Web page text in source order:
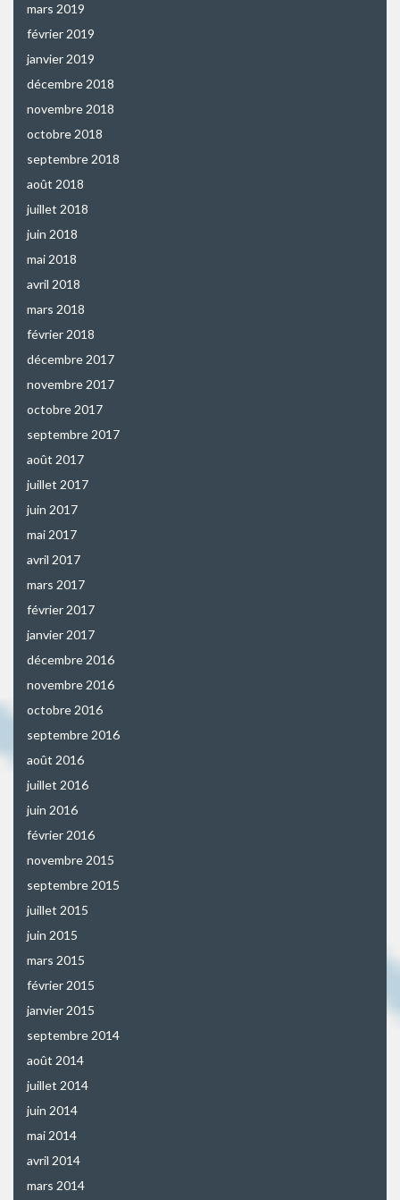
mars 2019
février 2019
janvier 2019
décembre 2018
novembre 2018
octobre 2018
septembre 2018
août 2018
juillet 2018
juin 2018
mai 2018
avril 2018
mars 2018
février 2018
décembre 2017
novembre 2017
octobre 2017
septembre 2017
août 2017
juillet 2017
juin 2017
mai 2017
avril 2017
mars 2017
février 2017
janvier 2017
décembre 2016
novembre 2016
octobre 2016
septembre 2016
août 2016
juillet 2016
juin 2016
février 2016
novembre 2015
septembre 2015
juillet 2015
juin 2015
mars 2015
février 2015
janvier 2015
septembre 2014
août 2014
juillet 2014
juin 2014
mai 2014
avril 2014
mars 2014